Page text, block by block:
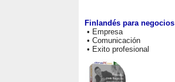
Finlandés para negocios
• Empresa
• Comunicación
• Exito profesional